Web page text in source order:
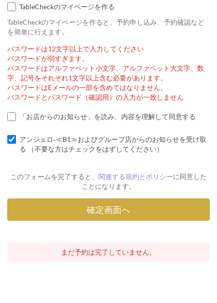
TableCheckのマイページを作る
TableCheckのマイページを作ると、予約申し込み、予約確認など
を簡単に行えます。
パスワードは12文字以上で入力してください
パスワードが弱すぎます。
パスワードはアルファベット小文字、アルファベット大文字、数
字、記号をそれぞれ1文字以上含む必要があります。
パスワードはEメールの一部を含めてはなりません。
パスワードとパスワード（確認用）の入力が一致しません
「お店からのお知らせ」を読み、内容を理解して同意する
アンジェロ‐≪B1≫およびグループ店からのお知らせを受け取
る （不要な方はチェックをはずしてください）
このフォームを完了すると、 関連する規約とポリシーに同意した
ことになります。
まだ予約は完了していません。